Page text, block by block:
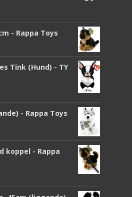
- Rappa Toys
Tink (Hund) - TY
- Rappa Toys
koppel - Rappa